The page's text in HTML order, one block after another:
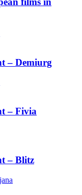
– Demiurg
– Fivia
– Blitz